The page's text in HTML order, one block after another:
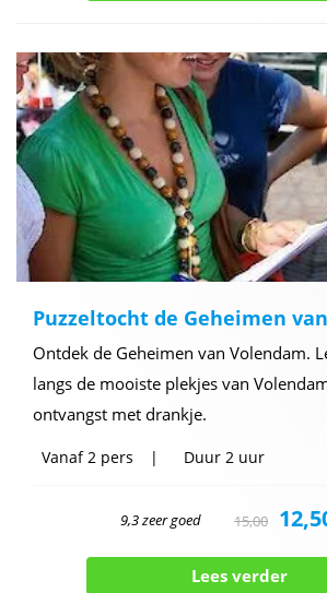
Puzzeltocht de Geheimen
Ontdek de Geheimen van Volendam.
langs de mooiste plekjes van
ontvangst met drankje.
Vanaf2 pers Duur 2 uur
9,3 zeer goed 15,00
Lees verder